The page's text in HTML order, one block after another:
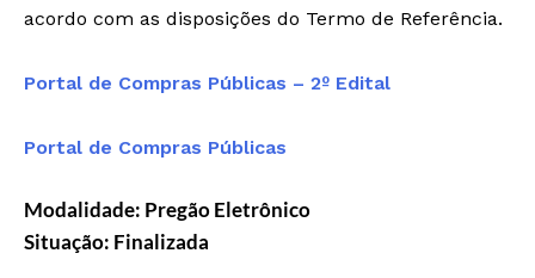
acordo com as disposições do Termo de Referência.
Portal de Compras Públicas – 2º Edital
Portal de Compras Públicas
Modalidade: Pregão Eletrônico
Situação: Finalizada